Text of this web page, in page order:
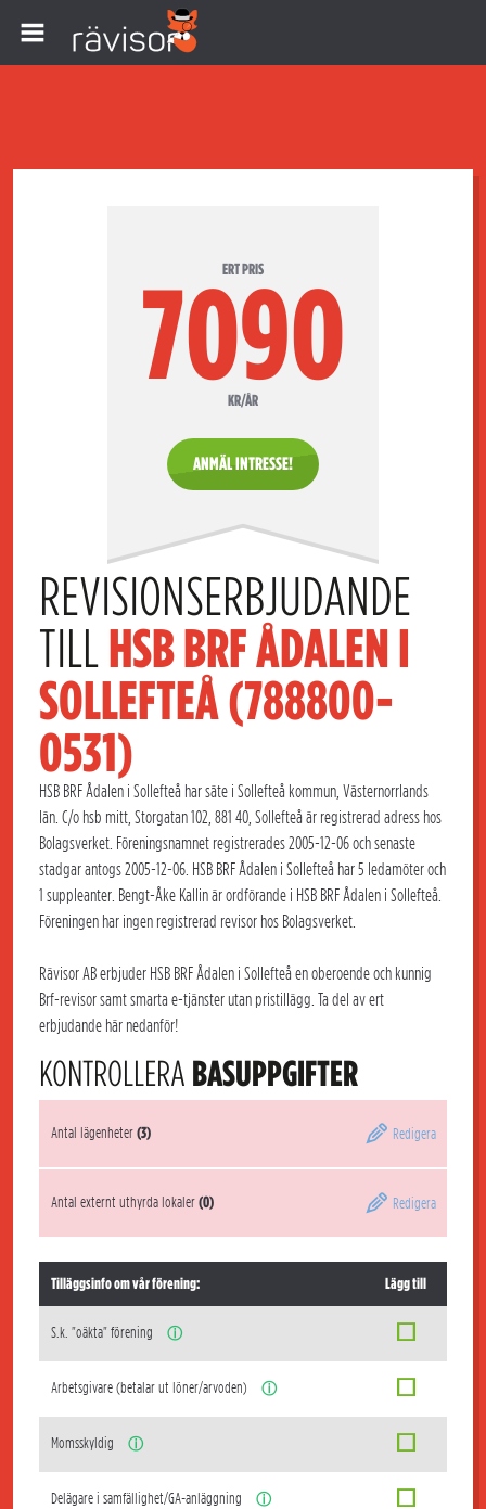
ERT PRIS
7090
KR/ÅR
ANMÄL INTRESSE!
REVISIONSERBJUDANDE
TILL HSB BRF ÅDALEN I
SOLLEFTEÅ (788800-
0531)
HSB BRF Ådalen i Sollefteå har säte i Sollefteå kommun, Västernorrlands
län. C/o hsb mitt, Storgatan 102, 881 40, Sollefteå är registrerad adress hos
Bolagsverket. Föreningsnamnet registrerades 2005-12-06 och senaste
stadgar antogs 2005-12-06. HSB BRF Ådalen i Sollefteå har 5 ledamöter och
1 suppleanter. Bengt-Åke Kallin är ordförande i HSB BRF Ådalen i Sollefteå.
Föreningen har ingen registrerad revisor hos Bolagsverket.
Rävisor AB erbjuder HSB BRF Ådalen i Sollefteå en oberoende och kunnig
Brf-revisor samt smarta e-tjänster utan pristillägg. Ta del av ert
erbjudande här nedanför!
KONTROLLERA BASUPPGIFTER
Antal lägenheter(3) Redigera
Antal externt uthyrda lokaler(0) Redigera
Tilläggsinfo om vår förening: Lägg till
S.k. "oäkta" förening ⓘ
Arbetsgivare (betalar ut löner/arvoden) ⓘ
Momsskyldig ⓘ
Delägare i samfällighet/GA-anläggning ⓘ